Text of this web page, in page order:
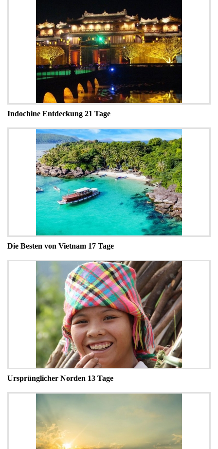
Indochine Entdeckung 21 Tage
Die Besten von Vietnam 17 Tage
Ursprünglicher Norden 13 Tage